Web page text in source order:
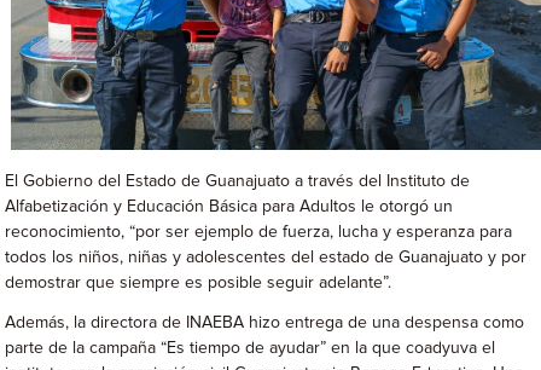
El Gobierno del Estado de Guanajuato a través del Instituto de
Alfabetización y Educación Básica para Adultos le otorgó un
reconocimiento, “por ser ejemplo de fuerza, lucha y esperanza para
todos los niños, niñas y adolescentes del estado de Guanajuato y por
demostrar que siempre es posible seguir adelante”.
Además, la directora de INAEBA hizo entrega de una despensa como
parte de la campaña “Es tiempo de ayudar” en la que coadyuva el